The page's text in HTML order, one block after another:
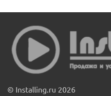
© Installing.ru 2026